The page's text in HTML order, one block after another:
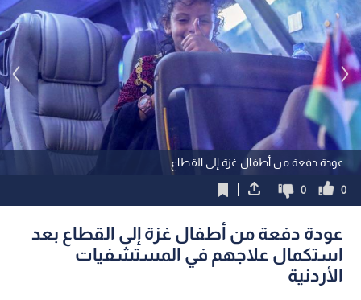
عودة دفعة من أطفال غزة إلى القطاع
0
0
عودة دفعة من أطفال غزة إلى القطاع بعد
استكمال علاجهم في المستشفيات
الأردنية